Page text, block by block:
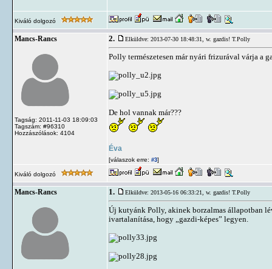
Kiváló dolgozó
Mancs-Rancs
Tagság: 2011-11-03 18:09:03
Tagszám: #96310
Hozzászólások: 4104
2. Elküldve: 2013-07-30 18:48:31, w. gazdis! T.Polly
Polly természetesen már nyári frizurával várja a
De hol vannak már???
Éva
[válaszok erre: #3]
Kiváló dolgozó
Mancs-Rancs 1. Elküldve: 2013-05-16 06:33:21, w. gazdis! T.Polly
Új kutyánk Polly, akinek borzalmas állapotban
ivartalanítása, hogy „gazdi-képes” legyen.